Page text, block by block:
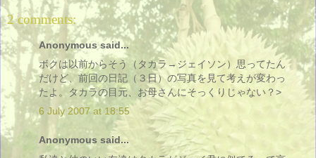
2 comments:
Anonymous said...
ボクは以前からそう（タカラ→ジェイソン）思ってたん
だけど、前回の日記（３日）の写真を見て考えが変わっ
たよ。タカラの目元、お母さんにそっくりじゃない？>
6 July 2007 at 18:55
Anonymous said...